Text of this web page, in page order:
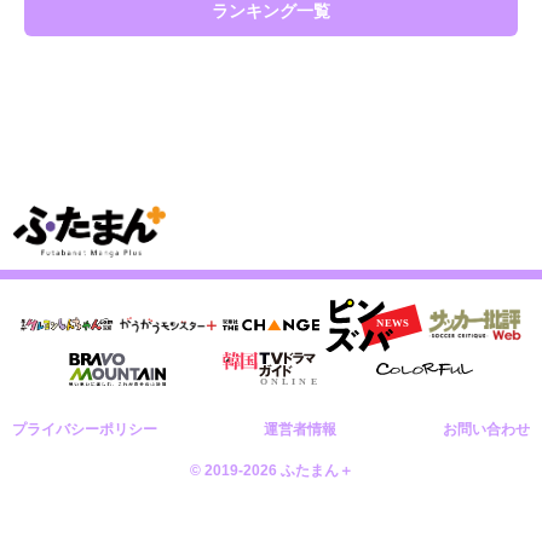
ランキング一覧
プライバシーポリシー 運営者情報 お問い合わせ
© 2019-2026 ふたまん＋